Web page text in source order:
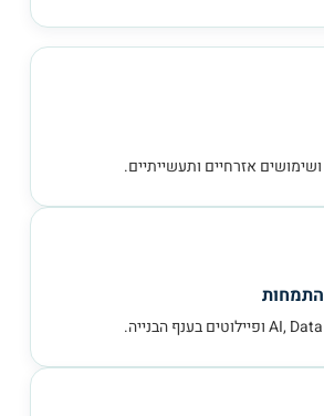
אזרחיים ותעשייתיים.